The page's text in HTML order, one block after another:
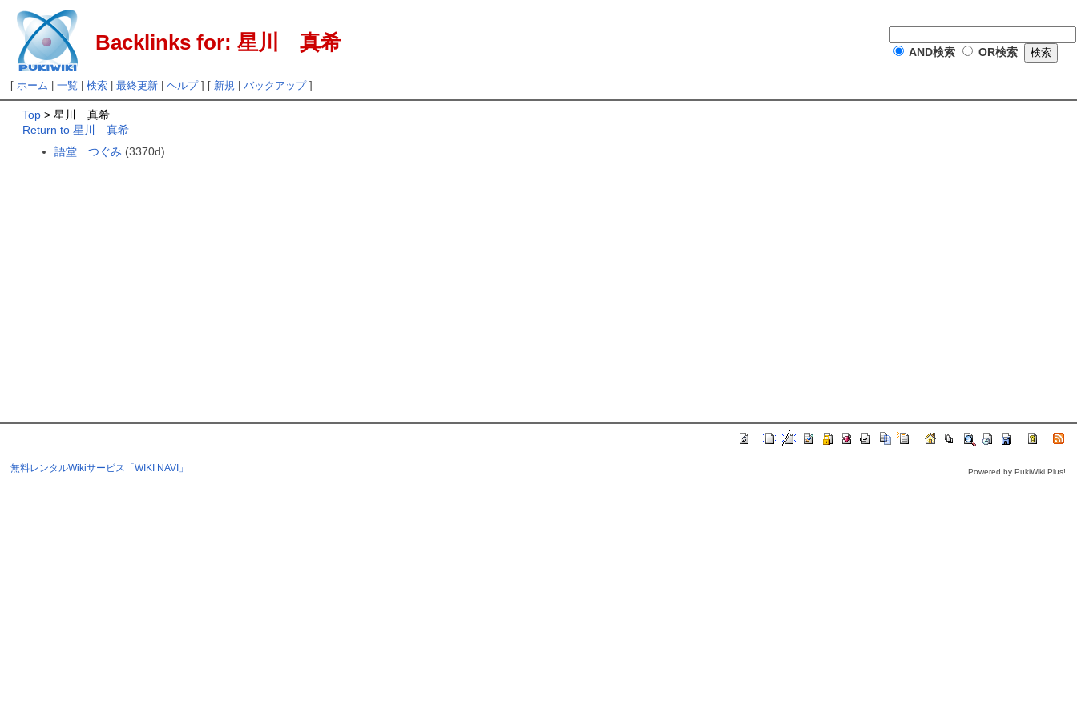
Backlinks for: 星川 真希 AND検索 OR検索
[ホーム |一覧 |検索 |最終更新 |ヘルプ] [ 新規 |バックアップ]
Top > 星川 真希
Return to 星川 真希
語堂 つぐみ (3370d)
無料レンタルWikiサービス「WIKI NAVI」 Powered by PukiWiki Plus!